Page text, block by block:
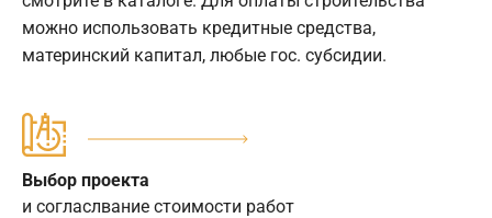
можно использовать кредитные средства,
материнский капитал, любые гос. субсидии.
Выбор проекта
и согласлвание стоимости работ